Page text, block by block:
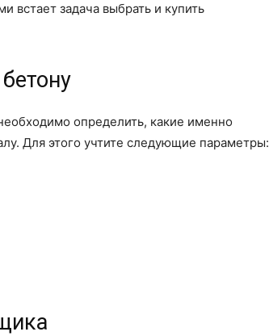
встает задача выбрать и купить
определить, какие именно
Для этого учтите следующие параметры: